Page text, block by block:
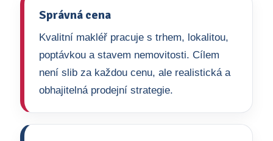
Správná cena
Kvalitní makléř pracuje s trhem, lokalitou,
poptávkou a stavem nemovitosti. Cílem
není slib za každou cenu, ale realistická a
obhajitelná prodejní strategie.